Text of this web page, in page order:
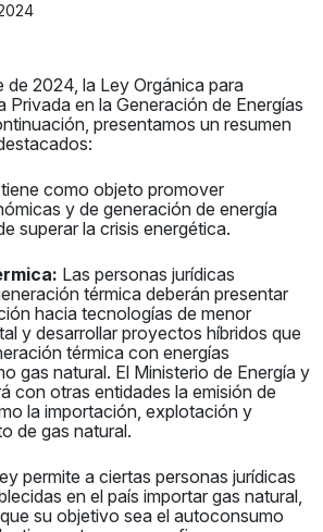
de 2024, la Ley Orgánica para
Privada en la Generación de Energías
presentamos un resumen
como objeto promover
y de generación de energía
superar la crisis energética.
Las personas jurídicas
térmica deberán presentar
hacia tecnologías de menor
y desarrollar proyectos híbridos que
térmica con energías
gas natural. El Ministerio de Energía y
con otras entidades la emisión de
la importación, explotación y
de gas natural.
permite a ciertas personas jurídicas
en el país importar gas natural,
su objetivo sea el autoconsumo